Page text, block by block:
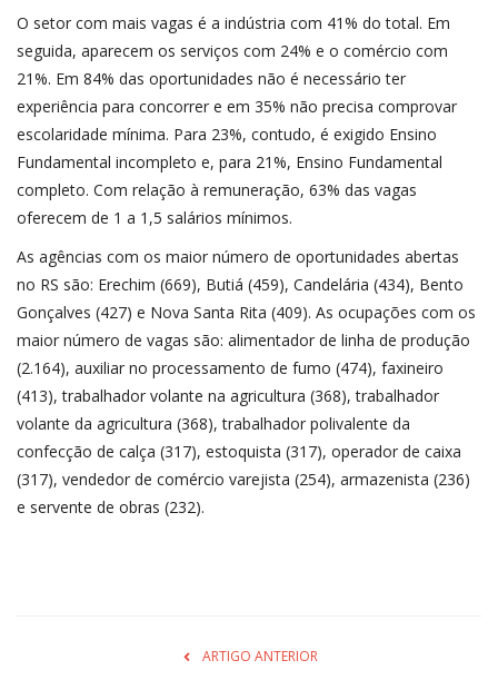
O setor com mais vagas é a indústria com 41% do total. Em
seguida, aparecem os serviços com 24% e o comércio com
21%. Em 84% das oportunidades não é necessário ter
experiência para concorrer e em 35% não precisa comprovar
escolaridade mínima. Para 23%, contudo, é exigido Ensino
Fundamental incompleto e, para 21%, Ensino Fundamental
completo. Com relação à remuneração, 63% das vagas
oferecem de 1 a 1,5 salários mínimos.
As agências com os maior número de oportunidades abertas
no RS são: Erechim (669), Butiá (459), Candelária (434), Bento
Gonçalves (427) e Nova Santa Rita (409). As ocupações com os
maior número de vagas são: alimentador de linha de produção
(2.164), auxiliar no processamento de fumo (474), faxineiro
(413), trabalhador volante na agricultura (368), trabalhador
volante da agricultura (368), trabalhador polivalente da
confecção de calça (317), estoquista (317), operador de caixa
(317), vendedor de comércio varejista (254), armazenista (236)
e servente de obras (232).
ARTIGO ANTERIOR